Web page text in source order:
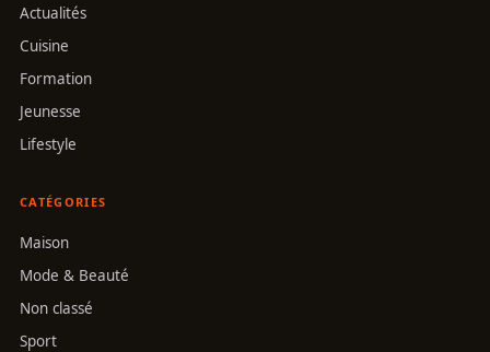
Actualités
Cuisine
Formation
Jeunesse
Lifestyle
CATÉGORIES
Maison
Mode & Beauté
Non classé
Sport